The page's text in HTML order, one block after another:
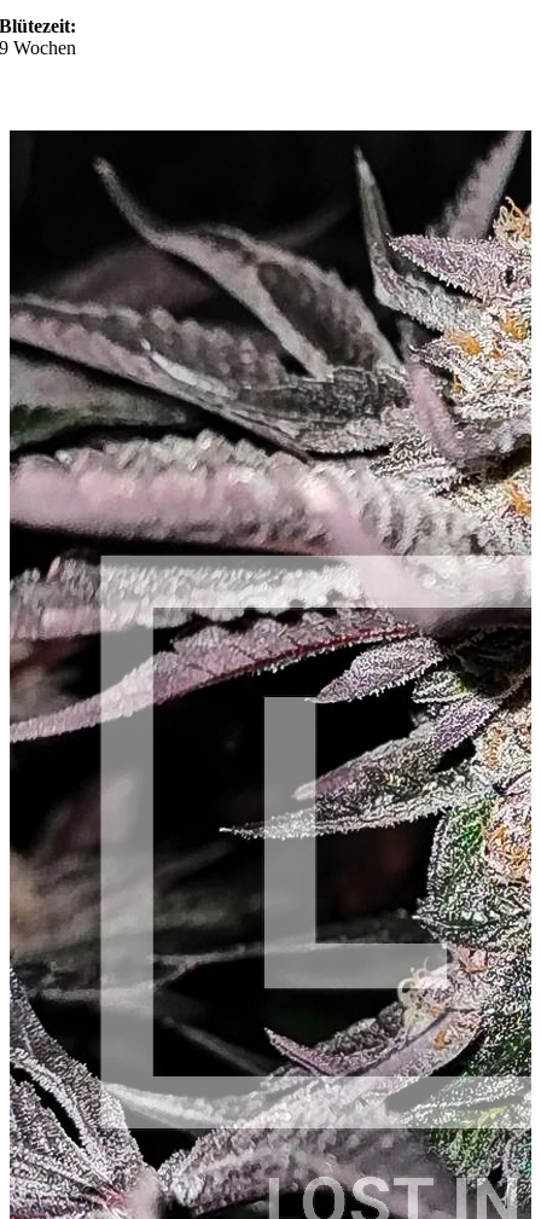
Blütezeit:
9 Wochen